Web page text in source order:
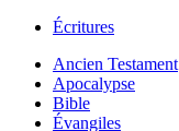
Écritures
Ancien Testament
Apocalypse
Bible
Évangiles